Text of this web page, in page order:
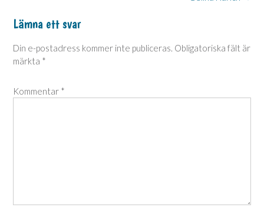
navigation
Lämna ett svar
Din e-postadress kommer inte publiceras. Obligatoriska fält är
märkta *
Kommentar *